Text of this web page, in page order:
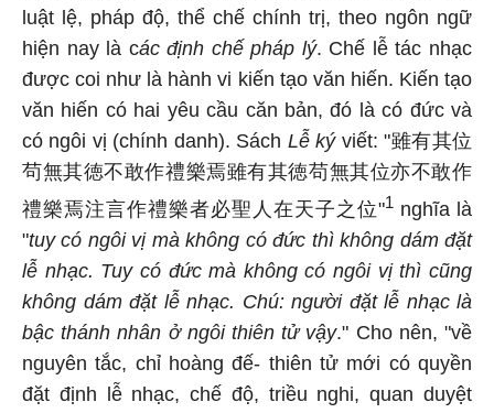
luật lệ, pháp độ, thể chế chính trị, theo ngôn ngữ
hiện nay là các định chế pháp lý. Chế lễ tác nhạc
được coi như là hành vi kiến tạo văn hiến. Kiến tạo
văn hiến có hai yêu cầu căn bản, đó là có đức và
có ngôi vị (chính danh). Sách Lễ kýviết: "雖有其位
茍無其徳不敢作禮樂焉雖有其徳苟無其位亦不敢作
禮樂焉注言作禮樂者必聖人在天子之位"1 nghĩa là
"tuy có ngôi vị mà không có đức thì không dám đặt
lễ nhạc. Tuy có đức mà không có ngôi vị thì cũng
không dám đặt lễ nhạc. Chú: người đặt lễ nhạc là
bậc thánh nhân ở ngôi thiên tử vậy." Cho nên, "về
nguyên tắc, chỉ hoàng đế- thiên tử mới có quyền
đặt định lễ nhạc, chế độ, triều nghi, quan duyệt